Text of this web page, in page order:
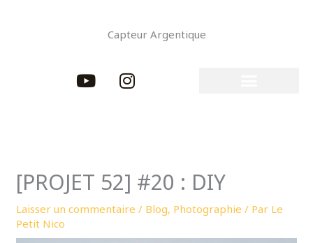
Capteur Argentique
Y
o
e
I
n
r
a
m
[PROJET 52] #20 : DIY
Laisser un commentaire / Blog, Photographie / Par Le
Petit Nico